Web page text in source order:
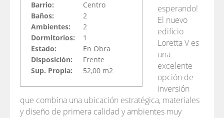
Barrio:
Centro
Baños:
2
Ambientes:
2
Dormitorios:
1
Estado:
En Obra
Disposición:
Frente
Sup. Propia:
52,00 m2
esperando!
El nuevo
edificio
Loretta V es
una
excelente
opción de
inversión
que combina una ubicación estratégica, materiales
y diseño de primera calidad y ambientes muy